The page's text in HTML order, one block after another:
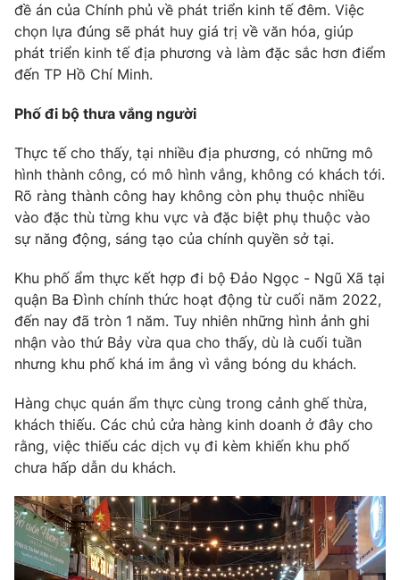
đề án của Chính phủ về phát triển kinh tế đêm. Việc
chọn lựa đúng sẽ phát huy giá trị về văn hóa, giúp
phát triển kinh tế địa phương và làm đặc sắc hơn điểm
đến TP Hồ Chí Minh.
Phố đi bộ thưa vắng người
Thực tế cho thấy, tại nhiều địa phương, có những mô
hình thành công, có mô hình vắng, không có khách tới.
Rõ ràng thành công hay không còn phụ thuộc nhiều
vào đặc thù từng khu vực và đặc biệt phụ thuộc vào
sự năng động, sáng tạo của chính quyền sở tại.
Khu phố ẩm thực kết hợp đi bộ Đảo Ngọc - Ngũ Xã tại
quận Ba Đình chính thức hoạt động từ cuối năm 2022,
đến nay đã tròn 1 năm. Tuy nhiên những hình ảnh ghi
nhận vào thứ Bảy vừa qua cho thấy, dù là cuối tuần
nhưng khu phố khá im ắng vì vắng bóng du khách.
Hàng chục quán ẩm thực cùng trong cảnh ghế thừa,
khách thiếu. Các chủ cửa hàng kinh doanh ở đây cho
rằng, việc thiếu các dịch vụ đi kèm khiến khu phố
chưa hấp dẫn du khách.